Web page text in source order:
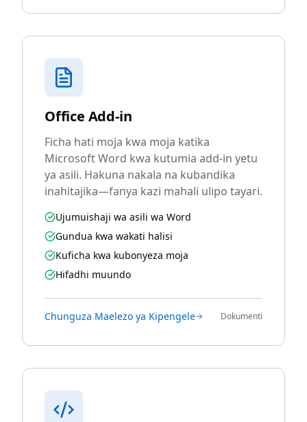
Office Add-in
Ficha hati moja kwa moja katika
Microsoft Word kwa kutumia add-in yetu
ya asili. Hakuna nakala na kubandika
inahitajika—fanya kazi mahali ulipo tayari.
Ujumuishaji wa asili wa Word
Gundua kwa wakati halisi
Kuficha kwa kubonyeza moja
Hifadhi muundo
Chunguza Maelezo ya Kipengele Dokumenti